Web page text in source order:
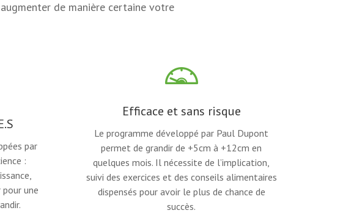
de manière certaine votre
par
:
une
Efficace et sans risque
Le programme développé par Paul Dupont
permet de grandir de +5cm à +12cm en
quelques mois. Il nécessite de l’implication,
suivi des exercices et des conseils alimentaires
dispensés pour avoir le plus de chance de
succès.